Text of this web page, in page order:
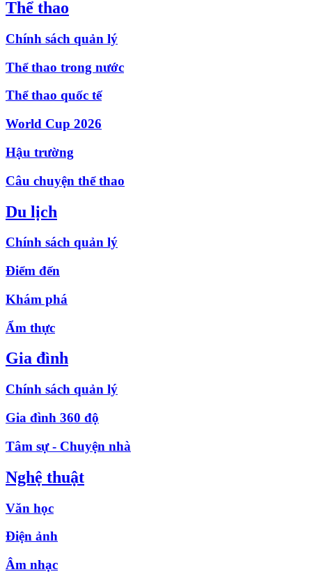
Thể thao
Chính sách quản lý
Thể thao trong nước
Thể thao quốc tế
World Cup 2026
Hậu trường
Câu chuyện thể thao
Du lịch
Chính sách quản lý
Điểm đến
Khám phá
Ẩm thực
Gia đình
Chính sách quản lý
Gia đình 360 độ
Tâm sự - Chuyện nhà
Nghệ thuật
Văn học
Điện ảnh
Âm nhạc